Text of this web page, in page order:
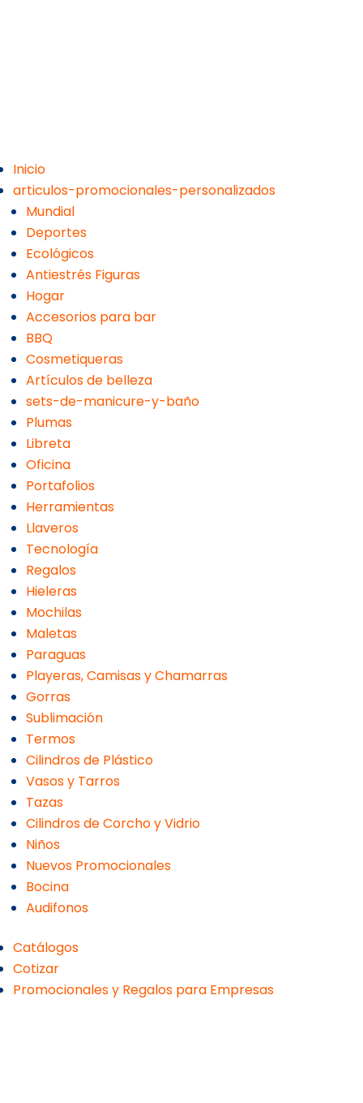
Inicio
articulos-promocionales-personalizados
Mundial
Deportes
Ecológicos
Antiestrés Figuras
Hogar
Accesorios para bar
BBQ
Cosmetiqueras
Artículos de belleza
sets-de-manicure-y-baño
Plumas
Libreta
Oficina
Portafolios
Herramientas
Llaveros
Tecnología
Regalos
Hieleras
Mochilas
Maletas
Paraguas
Playeras, Camisas y Chamarras
Gorras
Sublimación
Termos
Cilindros de Plástico
Vasos y Tarros
Tazas
Cilindros de Corcho y Vidrio
Niños
Nuevos Promocionales
Bocina
Audifonos
Catálogos
Cotizar
Promocionales y Regalos para Empresas